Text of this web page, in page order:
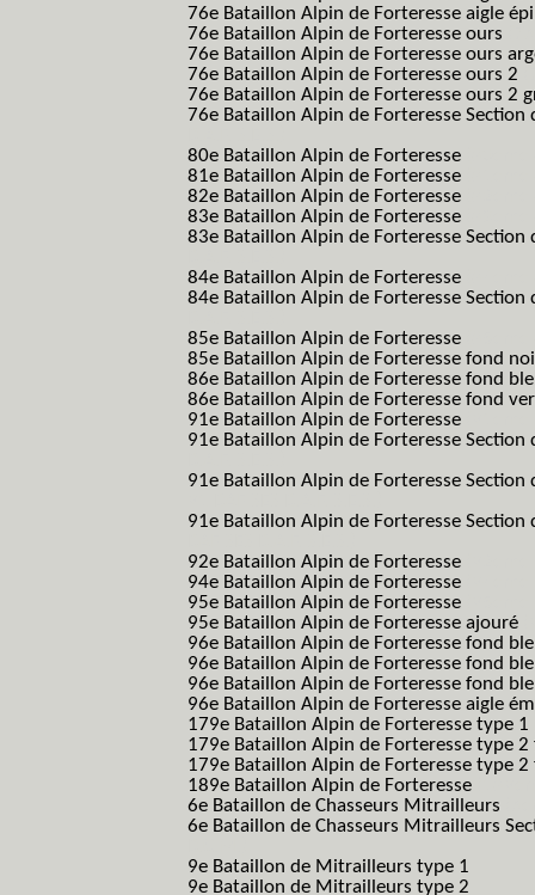
76e Bataillon Alpin de Forteresse aigle
76e Bataillon Alpin de Forteresse ours
76e Bataillon Alpin de Forteresse ours
76e Bataillon Alpin de Forteresse ours 2
76e Bataillon Alpin de Forteresse ours 2
76e Bataillon Alpin de Forteresse
80e Bataillon Alpin de Forteresse
81e Bataillon Alpin de Forteresse
82e Bataillon Alpin de Forteresse
83e Bataillon Alpin de Forteresse
83e Bataillon Alpin de Forteresse
84e Bataillon Alpin de Forteresse
84e Bataillon Alpin de Forteresse
85e Bataillon Alpin de Forteresse
85e Bataillon Alpin de Forteresse fond
86e Bataillon Alpin de Forteresse fond
86e Bataillon Alpin de Forteresse fond
91e Bataillon Alpin de Forteresse
91e Bataillon Alpin de Forteresse
91e Bataillon Alpin de Forteresse
91e Bataillon Alpin de Forteresse
92e Bataillon Alpin de Forteresse
94e Bataillon Alpin de Forteresse
95e Bataillon Alpin de Forteresse
95e Bataillon Alpin de Forteresse ajouré
96e Bataillon Alpin de Forteresse fond
96e Bataillon Alpin de Forteresse fond
96e Bataillon Alpin de Forteresse fond
96e Bataillon Alpin de Forteresse aigle
179e Bataillon Alpin de Forteresse type 1
179e Bataillon Alpin de Forteresse type
179e Bataillon Alpin de Forteresse type
189e Bataillon Alpin de Forteresse
6e Bataillon de Chasseurs Mitrailleurs
6e Bataillon de Chasseurs Mitrailleurs
9e Bataillon de Mitrailleurs type 1
9e Bataillon de Mitrailleurs type 2